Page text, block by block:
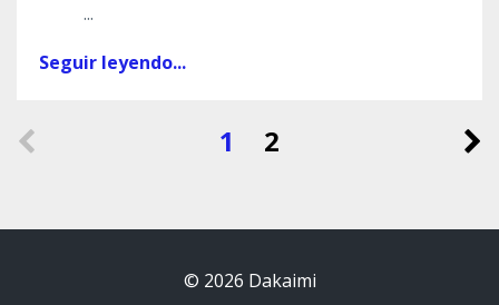
...
Seguir leyendo...
1 2
© 2026 Dakaimi